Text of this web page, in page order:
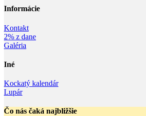
Informácie‎
Kontakt
2% z dane
Galéria
Iné
Kockatý kalendár
Lupár
Čo nás čaká najbližšie